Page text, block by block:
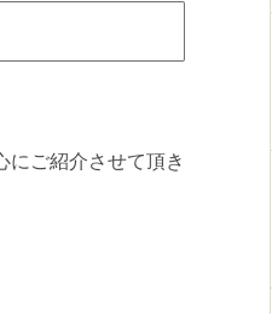
にご紹介させて頂き